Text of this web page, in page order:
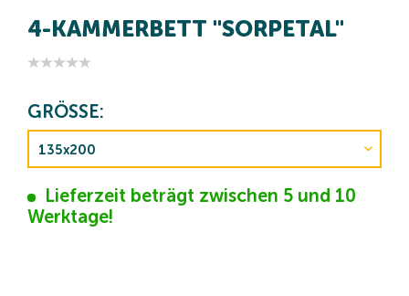
4-KAMMERBETT "SORPETAL"
GRÖSSE:
Lieferzeit beträgt zwischen 5 und 10
Werktage!